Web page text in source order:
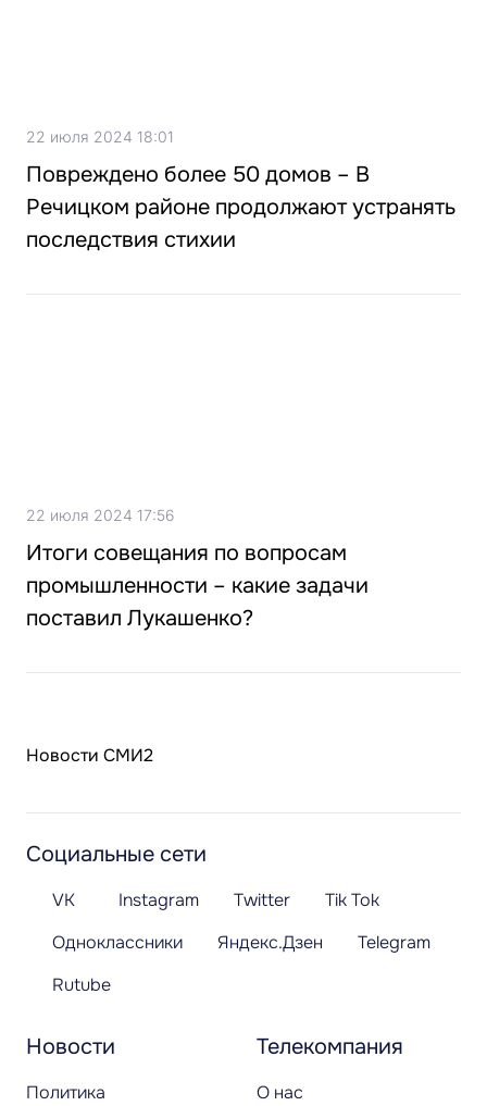
22 июля 2024 18:01
Повреждено более 50 домов – В
Речицком районе продолжают устранять
последствия стихии
22 июля 2024 17:56
Итоги совещания по вопросам
промышленности – какие задачи
поставил Лукашенко?
Новости СМИ2
Новости
Политика
Телекомпания
О нас
Социальные сети
VK Instagram Twitter
Tik Tok
Одноклассники
Яндекс.Дзен
Telegram
Rutube